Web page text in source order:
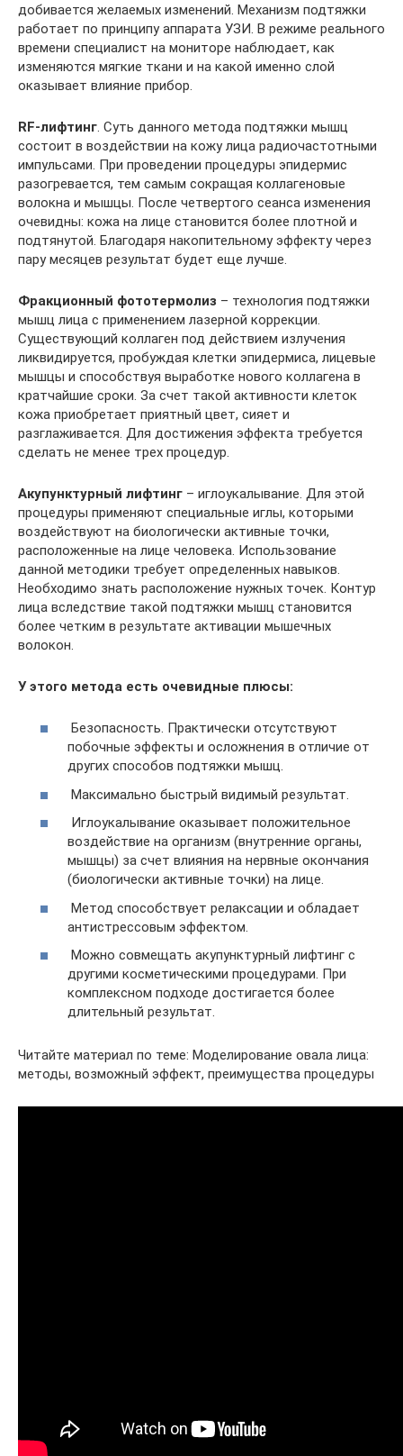
добивается желаемых изменений. Механизм подтяжки
работает по принципу аппарата УЗИ. В режиме реального
времени специалист на мониторе наблюдает, как
изменяются мягкие ткани и на какой именно слой
оказывает влияние прибор.
RF-лифтинг. Суть данного метода подтяжки мышц
состоит в воздействии на кожу лица радиочастотными
импульсами. При проведении процедуры эпидермис
разогревается, тем самым сокращая коллагеновые
волокна и мышцы. После четвертого сеанса изменения
очевидны: кожа на лице становится более плотной и
подтянутой. Благодаря накопительному эффекту через
пару месяцев результат будет еще лучше.
Фракционный фототермолиз – технология подтяжки
мышц лица с применением лазерной коррекции.
Существующий коллаген под действием излучения
ликвидируется, пробуждая клетки эпидермиса, лицевые
мышцы и способствуя выработке нового коллагена в
кратчайшие сроки. За счет такой активности клеток
кожа приобретает приятный цвет, сияет и
разглаживается. Для достижения эффекта требуется
сделать не менее трех процедур.
Акупунктурный лифтинг – иглоукалывание. Для этой
процедуры применяют специальные иглы, которыми
воздействуют на биологически активные точки,
расположенные на лице человека. Использование
данной методики требует определенных навыков.
Необходимо знать расположение нужных точек. Контур
лица вследствие такой подтяжки мышц становится
более четким в результате активации мышечных
волокон.
У этого метода есть очевидные плюсы:
Безопасность. Практически отсутствуют
побочные эффекты и осложнения в отличие от
других способов подтяжки мышц.
Максимально быстрый видимый результат.
Иглоукалывание оказывает положительное
воздействие на организм (внутренние органы,
мышцы) за счет влияния на нервные окончания
(биологически активные точки) на лице.
Метод способствует релаксации и обладает
антистрессовым эффектом.
Можно совмещать акупунктурный лифтинг с
другими косметическими процедурами. При
комплексном подходе достигается более
длительный результат.
Читайте материал по теме: Моделирование овала лица:
методы, возможный эффект, преимущества процедуры